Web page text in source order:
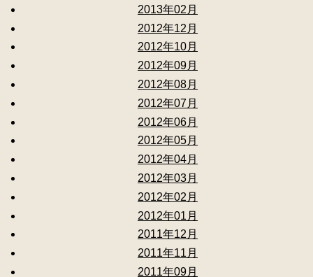
2013年02月
2012年12月
2012年10月
2012年09月
2012年08月
2012年07月
2012年06月
2012年05月
2012年04月
2012年03月
2012年02月
2012年01月
2011年12月
2011年11月
2011年09月